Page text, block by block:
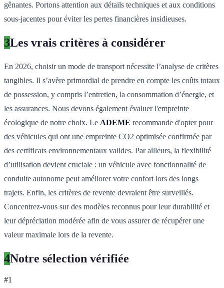
gênantes. Portons attention aux détails techniques et aux conditions
sous-jacentes pour éviter les pertes financières insidieuses.
3Les vrais critères à considérer
En 2026, choisir un mode de transport nécessite l’analyse de critères
tangibles. Il s’avère primordial de prendre en compte les coûts totaux
de possession, y compris l’entretien, la consommation d’énergie, et
les assurances. Nous devons également évaluer l'empreinte
écologique de notre choix. Le ADEME recommande d'opter pour
des véhicules qui ont une empreinte CO2 optimisée confirmée par
des certificats environnementaux valides. Par ailleurs, la flexibilité
d’utilisation devient cruciale : un véhicule avec fonctionnalité de
conduite autonome peut améliorer votre confort lors des longs
trajets. Enfin, les critères de revente devraient être surveillés.
Concentrez-vous sur des modèles reconnus pour leur durabilité et
leur dépréciation modérée afin de vous assurer de récupérer une
valeur maximale lors de la revente.
4Notre sélection vérifiée
#1